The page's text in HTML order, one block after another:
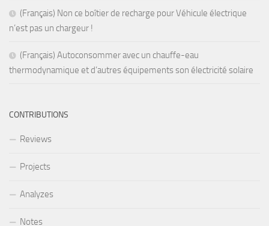
(Français) Non ce boîtier de recharge pour Véhicule électrique
n’est pas un chargeur !
(Français) Autoconsommer avec un chauffe-eau
thermodynamique et d’autres équipements son électricité solaire
CONTRIBUTIONS
Reviews
Projects
Analyzes
Notes